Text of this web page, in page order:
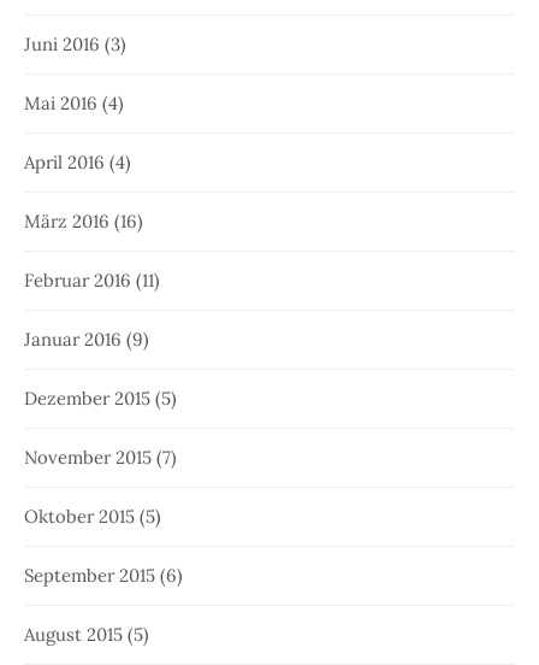
Juni 2016 (3)
Mai 2016 (4)
April 2016 (4)
März 2016 (16)
Februar 2016 (11)
Januar 2016 (9)
Dezember 2015 (5)
November 2015 (7)
Oktober 2015 (5)
September 2015 (6)
August 2015 (5)